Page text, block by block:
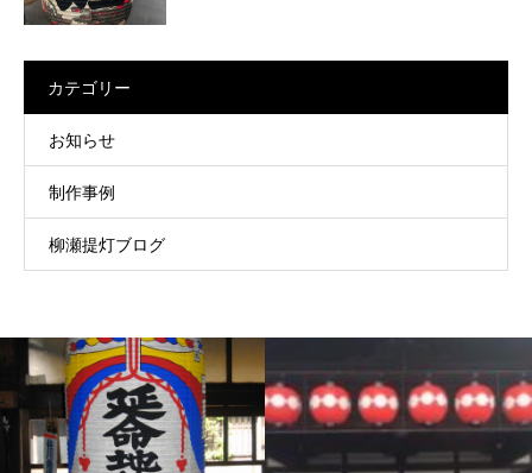
カテゴリー
お知らせ
制作事例
柳瀬提灯ブログ